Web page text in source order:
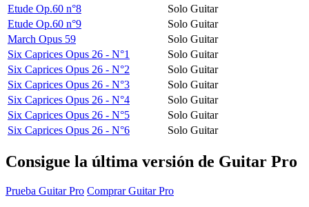
Etude Op.60 n°8
Solo Guitar
Etude Op.60 n°9
Solo Guitar
March Opus 59
Solo Guitar
Six Caprices Opus 26 - N°1
Solo Guitar
Six Caprices Opus 26 - N°2
Solo Guitar
Six Caprices Opus 26 - N°3
Solo Guitar
Six Caprices Opus 26 - N°4
Solo Guitar
Six Caprices Opus 26 - N°5
Solo Guitar
Six Caprices Opus 26 - N°6
Solo Guitar
Consigue la última versión de Guitar Pro
Prueba Guitar Pro Comprar Guitar Pro